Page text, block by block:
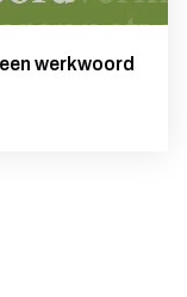
werkwoord